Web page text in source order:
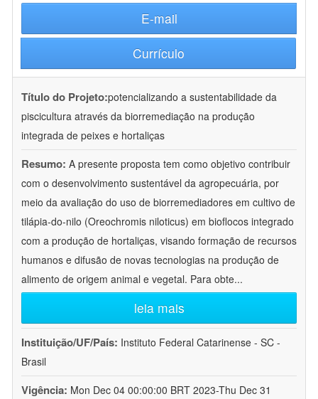
E-mail
Currículo
Título do Projeto:potencializando a sustentabilidade da
piscicultura através da biorremediação na produção
integrada de peixes e hortaliças
Resumo: A presente proposta tem como objetivo contribuir
com o desenvolvimento sustentável da agropecuária, por
meio da avaliação do uso de biorremediadores em cultivo de
tilápia-do-nilo (Oreochromis niloticus) em bioflocos integrado
com a produção de hortaliças, visando formação de recursos
humanos e difusão de novas tecnologias na produção de
alimento de origem animal e vegetal. Para obte...
leia mais
Instituição/UF/País: Instituto Federal Catarinense - SC -
Brasil
Vigência: Mon Dec 04 00:00:00 BRT 2023-Thu Dec 31